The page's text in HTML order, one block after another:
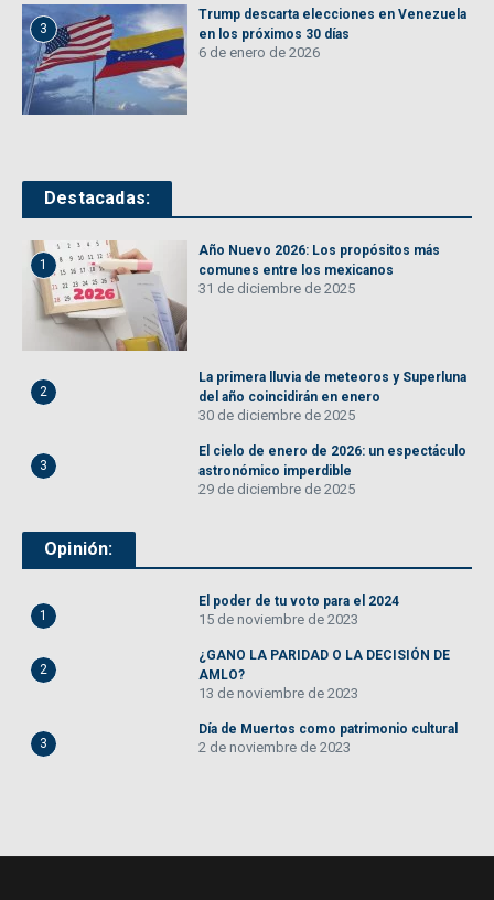
3
Trump descarta elecciones en Venezuela
en los próximos 30 días
6 de enero de 2026
Destacadas:
1
Año Nuevo 2026: Los propósitos más
comunes entre los mexicanos
31 de diciembre de 2025
2
La primera lluvia de meteoros y Superluna
del año coincidirán en enero
30 de diciembre de 2025
3
El cielo de enero de 2026: un espectáculo
astronómico imperdible
29 de diciembre de 2025
Opinión:
1
El poder de tu voto para el 2024
15 de noviembre de 2023
2
¿GANO LA PARIDAD O LA DECISIÓN DE
AMLO?
13 de noviembre de 2023
3
Día de Muertos como patrimonio cultural
2 de noviembre de 2023